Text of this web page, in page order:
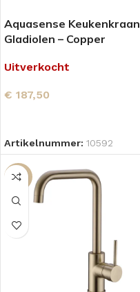
Aquasense Keukenkraan
Gladiolen – Copper
Uitverkocht
€ 187,50
Artikelnummer: 10592
-21%